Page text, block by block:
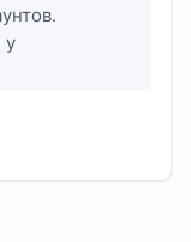
у